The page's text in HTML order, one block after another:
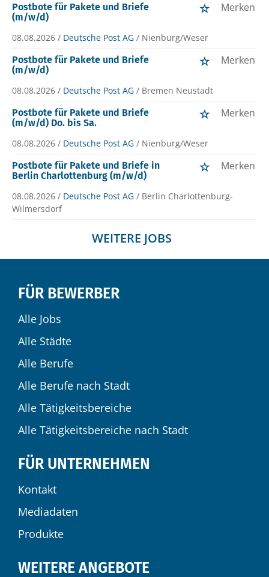
Postbote für Pakete und Briefe
(m/w/d)
Merken
08.08.2026 / Deutsche Post AG / Nienburg/Weser
Postbote für Pakete und Briefe
(m/w/d)
Merken
08.08.2026 / Deutsche Post AG / Bremen Neustadt
Postbote für Pakete und Briefe
(m/w/d) Do. bis Sa.
Merken
08.08.2026 / Deutsche Post AG / Nienburg/Weser
Postbote für Pakete und Briefe in
Berlin Charlottenburg (m/w/d)
Merken
08.08.2026 / Deutsche Post AG / Berlin Charlottenburg-
Wilmersdorf
WEITERE JOBS
FÜR BEWERBER
Alle Jobs
Alle Städte
Alle Berufe
Alle Berufe nach Stadt
Alle Tätigkeitsbereiche
Alle Tätigkeitsbereiche nach Stadt
FÜR UNTERNEHMEN
Kontakt
Mediadaten
Produkte
WEITERE ANGEBOTE